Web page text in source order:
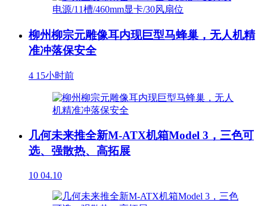
柳州柳宗元雕像耳内现巨型马蜂巢，无人机精
准冲落保安全
4 15小时前
几何未来推全新M-ATX机箱Model 3，三色可
选、强散热、高拓展
10 04.10